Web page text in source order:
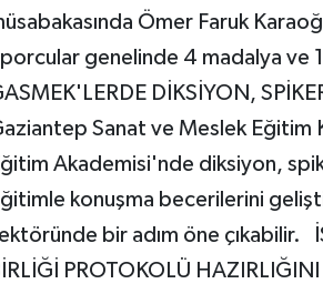
Ömer Faruk
genelinde 4 madalya ve
DİKSİYON,
Sanat ve Meslek Eğitim
Akademisi'nde diksiyon,
konuşma becerilerini
bir adım öne çıkabilir.
PROTOKOLÜ